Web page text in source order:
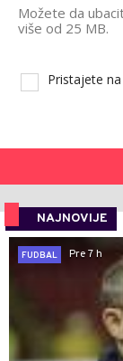
Možete da
više od 25 MB.
Pristajete na
NAJNOVIJE
FUDBAL
Pre 7 h